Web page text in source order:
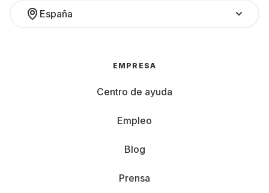
España
EMPRESA
Centro de ayuda
Empleo
Blog
Prensa